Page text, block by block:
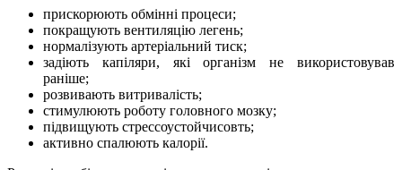
прискорюють обмінні процеси;
покращують вентиляцію легень;
нормалізують артеріальний тиск;
задіють капіляри, які організм не використовував
раніше;
розвивають витривалість;
стимулюють роботу головного мозку;
підвищують стрессоустойчисовть;
активно спалюють калорії.